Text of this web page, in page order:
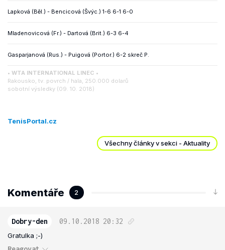
• WTA INTERNATIONAL LINEC •
Rakousko, tv. povrch / hala, 250.000 dolarů
sobotní výsledky (09. 10. 2018)
Lapková (Běl.) - Bencicová (Švýc.) 1-6 6-1 6-0
Mladenovicová (Fr.) - Dartová (Brit.) 6-3 6-4
Gasparjanová (Rus.) - Puigová (Portor.) 6-2 skreč P.
TenisPortal.cz
Všechny články v sekci - Aktuality
Komentáře 2
Dobry-den 09.10.2018 20:32
Gratulka ;-)